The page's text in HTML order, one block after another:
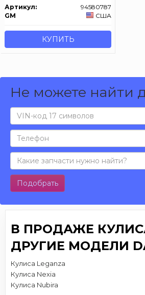
Артикул:
94580787
GM
США
КУПИТЬ
Не можете найти
Подобрать
В ПРОДАЖЕ
ДРУГИЕ МОДЕЛИ
Кулиса Leganza
Кулиса Nexia
Кулиса Nubira